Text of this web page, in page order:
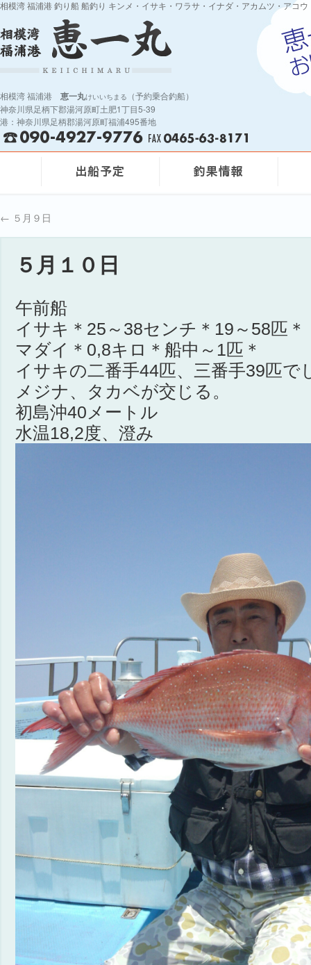
相模湾 福浦港 釣り船 船釣り キンメ・イサキ・ワラサ・イナダ・アカムツ・アコ
相模湾 福浦港 恵一丸けいいちまる
（予約乗合釣船）
神奈川県足柄下郡湯河原町土肥1丁目5-39
港：神奈川県足柄郡湯河原町福浦495番地
← ５月９日
５月１０日
午前船
イサキ＊25～38センチ＊19～58匹＊
マダイ＊0,8キロ＊船中～1匹＊
イサキの二番手44匹、三番手39匹で
メジナ、タカベが交じる。
初島沖40メートル
水温18,2度、澄み